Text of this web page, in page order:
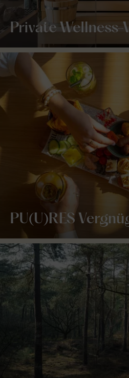
Private Wellness-
PU(U)RES